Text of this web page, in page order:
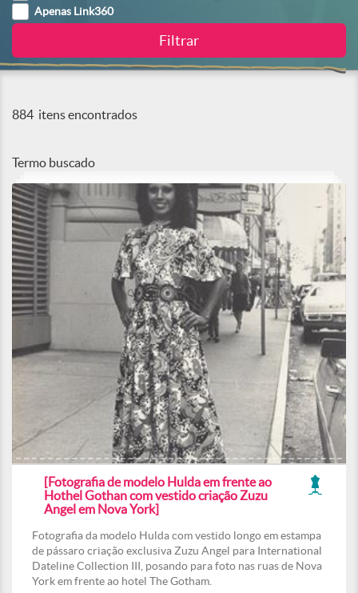
Apenas Link360
884 itens encontrados
Termo buscado
[Fotografia de modelo Hulda em frente ao
Hothel Gothan com vestido criação Zuzu
Angel em Nova York]
Fotografia da modelo Hulda com vestido longo em estampa
de pássaro criação exclusiva Zuzu Angel para International
Dateline Collection III, posando para foto nas ruas de Nova
York em frente ao hotel The Gotham.